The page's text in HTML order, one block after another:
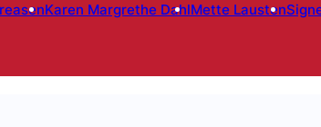
Karen Margrethe DahlMette Lausten